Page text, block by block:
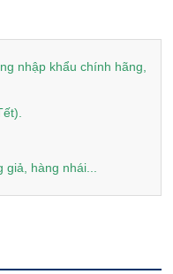
nhập khẩu chính hãng,
hàng nhái...